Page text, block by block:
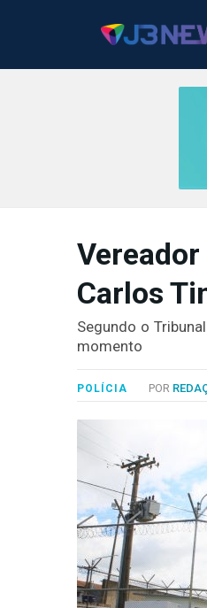
Desenvolvido
Carlos
Segundo o
momento
POLÍCIA POR